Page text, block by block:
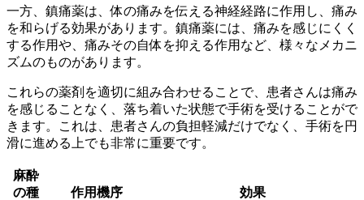
一方、鎮痛薬は、体の痛みを伝える神経経路に作用し、痛み
を和らげる効果があります。鎮痛薬には、痛みを感じにくく
する作用や、痛みその自体を抑える作用など、様々なメカニ
ズムのものがあります。
これらの薬剤を適切に組み合わせることで、患者さんは痛み
を感じることなく、落ち着いた状態で手術を受けることがで
きます。これは、患者さんの負担軽減だけでなく、手術を円
滑に進める上でも非常に重要です。
麻酔
の種
作用機序 効果